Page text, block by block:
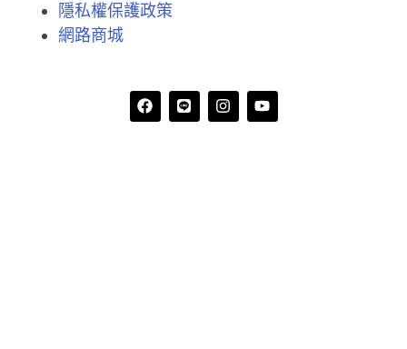
隱私權保護政策
網路商城